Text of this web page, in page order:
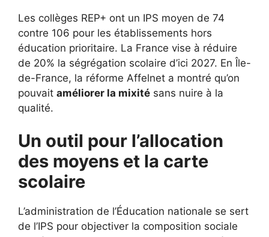
Les collèges REP+ ont un IPS moyen de 74
contre 106 pour les établissements hors
éducation prioritaire. La France vise à réduire
de 20% la ségrégation scolaire d’ici 2027. En Île-
de-France, la réforme Affelnet a montré qu’on
pouvait améliorer la mixité sans nuire à la
qualité.
Un outil pour l’allocation
des moyens et la carte
scolaire
L’administration de l’Éducation nationale se sert
de l’IPS pour objectiver la composition sociale